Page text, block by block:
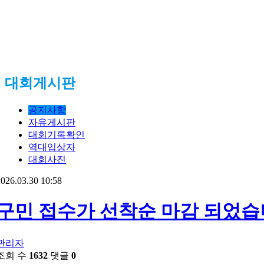
대회게시판
공지사항
자유게시판
대회기록확인
역대입상자
대회사진
10:58
민 접수가 선착순 마감 되었
리자
회 수 1632 댓글 0